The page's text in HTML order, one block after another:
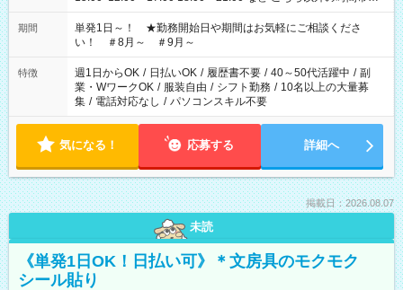
お気軽にご相談ください！
期間
単発1日～！ ★勤務開始日や期間はお気軽にご相談くださ
い！ ＃8月～ ＃9月～
特徴 週1日からOK / 日払いOK / 履歴書不要 / 40～50代活躍中 / 副
業・WワークOK / 服装自由 / シフト勤務 / 10名以上の大量募
集 / 電話対応なし / パソコンスキル不要
気になる！ 応募する 詳細へ
掲載日：2026.08.07
未読
《単発1日OK！日払い可》＊文房具のモクモク
シール貼り